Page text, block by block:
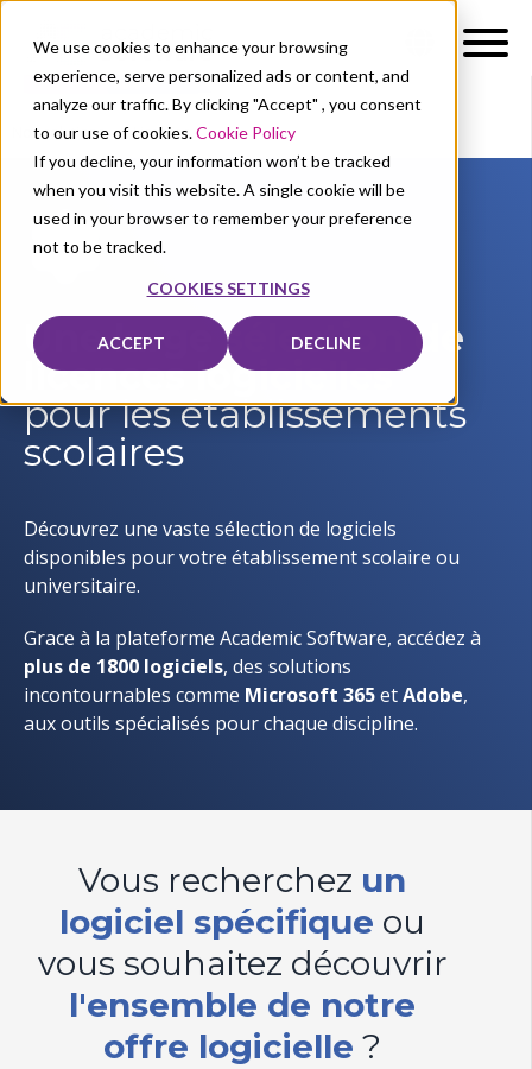
We use cookies to enhance your browsing
experience, serve personalized ads or content, and
analyze our traffic. By clicking "Accept" , you consent
to our use of cookies.Cookie Policy
If you decline, your information won’t be tracked
when you visit this website. A single cookie will be
used in your browser to remember your preference
not to be tracked.
COOKIES SETTINGS
ACCEPT DECLINE
Nos solutions Licences
Une large sélection de
licences logicielles
pour les établissements
scolaires
Découvrez une vaste sélection de logiciels
disponibles pour votre établissement scolaire ou
universitaire.
Grace à la plateforme Academic Software, accédez à
plus de 1800 logiciels, des solutions
incontournables comme Microsoft 365etAdobe,
aux outils spécialisés pour chaque discipline.
Vous recherchez un
logiciel spécifique ou
vous souhaitez découvrir
l'ensemble de notre
offre logicielle ?